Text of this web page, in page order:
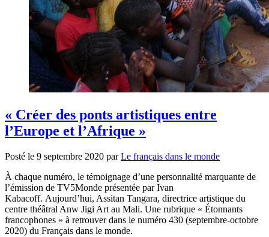
« Créer des ponts artistiques entre
l’Europe et l’Afrique »
Posté le 9 septembre 2020 par Le français dans le monde
À chaque numéro, le témoignage d’une personnalité marquante de
l’émission de TV5Monde présentée par Ivan
Kabacoff. Aujourd’hui, Assitan Tangara, directrice artistique du
centre théâtral Anw Jigi Art au Mali. Une rubrique « Étonnants
francophones » à retrouver dans le numéro 430 (septembre-octobre
2020) du Français dans le monde.